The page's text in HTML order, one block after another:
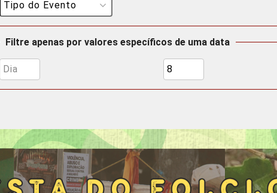
Filtre apenas por valores específicos de uma data